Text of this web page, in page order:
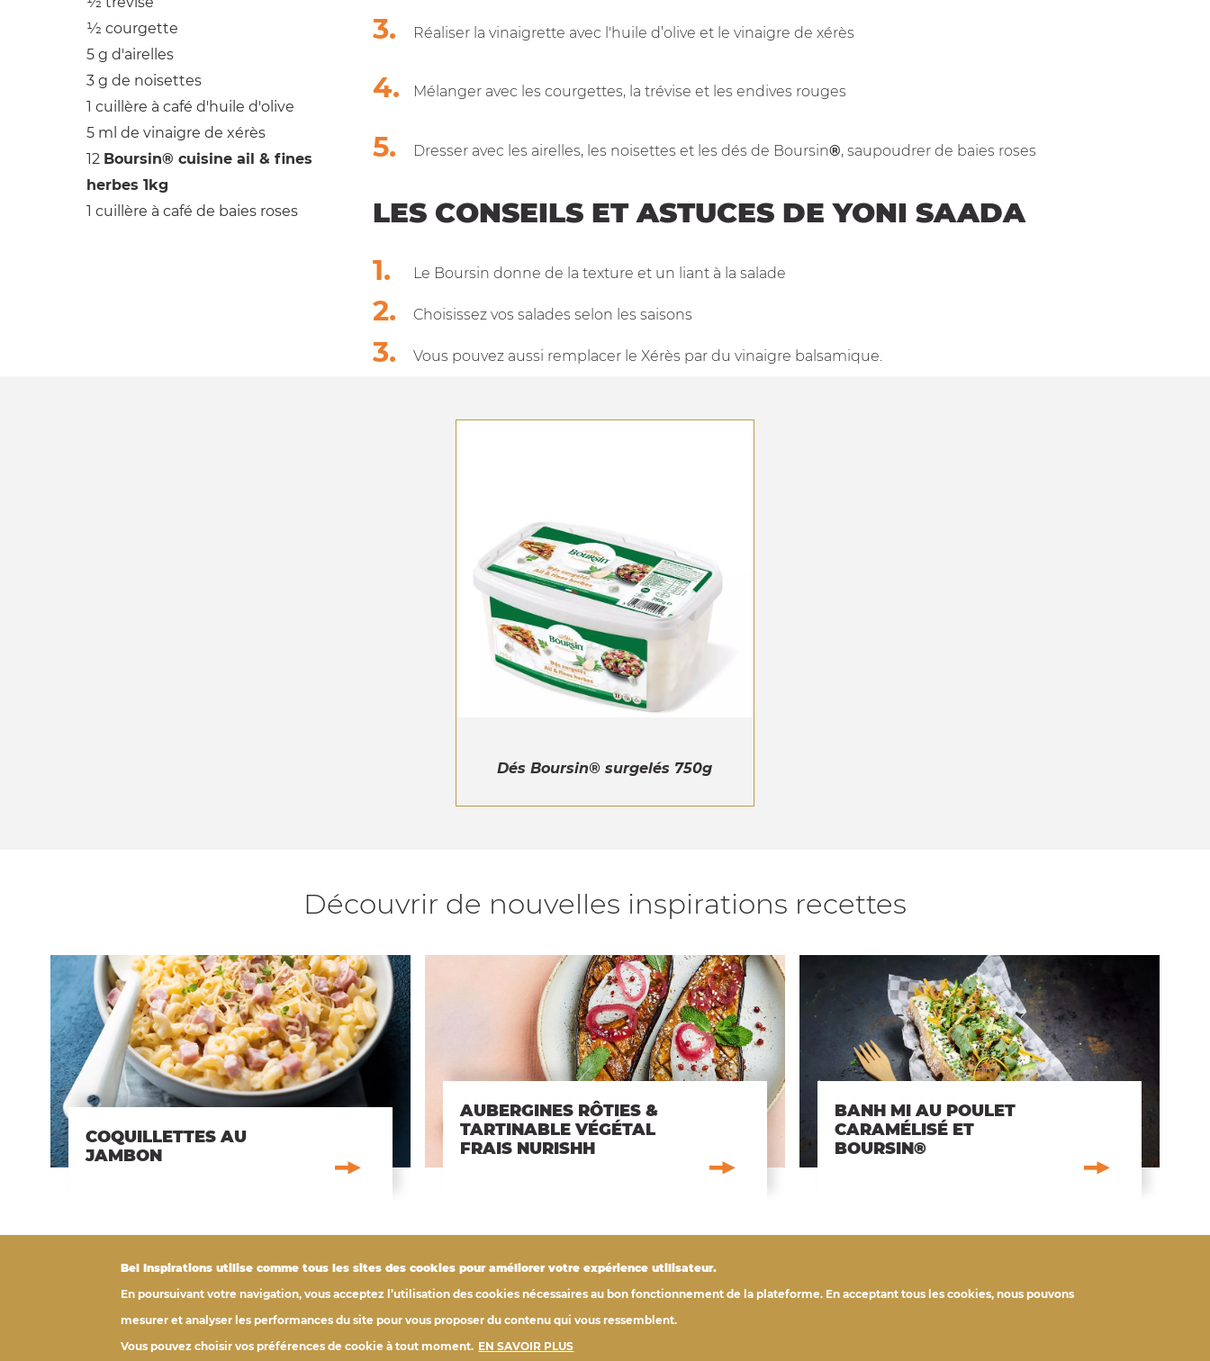
1⁄2 courgette
5 g d'airelles
3 g de noisettes
1 cuillère à café d'huile d'olive
5 ml de vinaigre de xérès
12 Boursin® cuisine ail & fines
herbes 1kg
1 cuillère à café de baies roses
Réaliser la vinaigrette avec l'huile d’olive et le vinaigre de xérès
Mélanger avec les courgettes, la trévise et les endives rouges
Dresser avec les airelles, les noisettes et les dés de Boursin®, saupoudrer de baies roses
LES CONSEILS ET ASTUCES DE YONI SAADA
Le Boursin donne de la texture et un liant à la salade
Choisissez vos salades selon les saisons
Vous pouvez aussi remplacer le Xérès par du vinaigre balsamique.
Dés Boursin® surgelés 750g
Découvrir de nouvelles inspirations recettes
COQUILLETTES AU
JAMBON
AUBERGINES RÔTIES &
TARTINABLE VÉGÉTAL
FRAIS NURISHH
BANH MI AU POULET
CARAMÉLISÉ ET
BOURSIN®
D'INSPIRATIONS RECETTES ?
Bel Inspirations utilise comme tous les sites des cookies pour améliorer votre expérience utilisateur.
En poursuivant votre navigation, vous acceptez l’utilisation des cookies nécessaires au bon fonctionnement de la plateforme. En acceptant tous les cookies, nous pouvons
mesurer et analyser les performances du site pour vous proposer du contenu qui vous ressemblent.
Vous pouvez choisir vos préférences de cookie à tout moment. EN SAVOIR PLUS